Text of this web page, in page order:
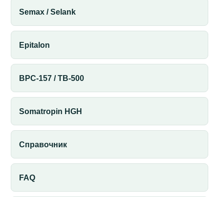
Semax / Selank
Epitalon
BPC-157 / TB-500
Somatropin HGH
Справочник
FAQ